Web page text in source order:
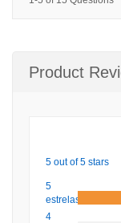
Product
5 out of 5 stars
5
estrelas
4